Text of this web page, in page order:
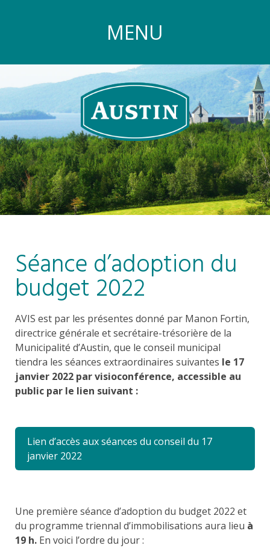
MENU
Séance d’adoption du
budget 2022
AVIS est par les présentes donné par Manon Fortin,
directrice générale et secrétaire-trésorière de la
Municipalité d’Austin, que le conseil municipal
tiendra les séances extraordinaires suivantes le 17
janvier 2022 par visioconférence, accessible au
public par le lien suivant :
Lien d’accès aux séances du conseil du 17
janvier 2022
Une première séance d’adoption du budget 2022 et
du programme triennal d’immobilisations aura lieu à
19 h. En voici l’ordre du jour :